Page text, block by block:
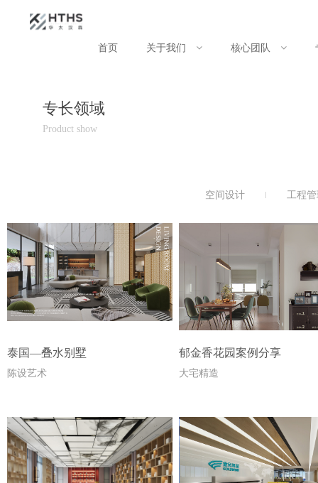
首页 关于我们 核心团队
专长领域
Product show
空间设计 工程
泰国—叠水别墅
陈设艺术
郁金香花园案例分享
大宅精造